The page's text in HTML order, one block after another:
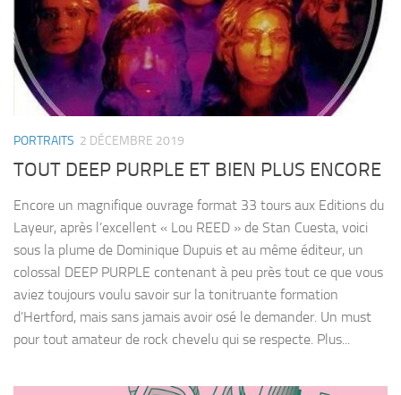
PORTRAITS 2 DÉCEMBRE 2019
TOUT DEEP PURPLE ET BIEN PLUS ENCORE
Encore un magnifique ouvrage format 33 tours aux Editions du
Layeur, après l’excellent « Lou REED » de Stan Cuesta, voici
sous la plume de Dominique Dupuis et au même éditeur, un
colossal DEEP PURPLE contenant à peu près tout ce que vous
aviez toujours voulu savoir sur la tonitruante formation
d’Hertford, mais sans jamais avoir osé le demander. Un must
pour tout amateur de rock chevelu qui se respecte. Plus...